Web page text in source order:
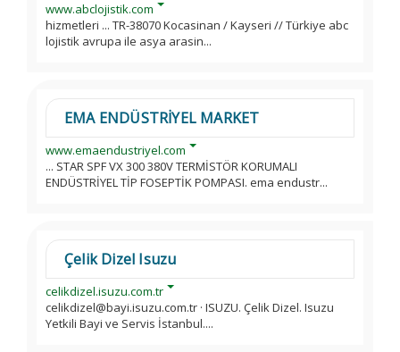
www.abclojistik.com
hizmetleri ... TR-38070 Kocasinan / Kayseri // Türkiye abc
lojistik avrupa ile asya arasin...
EMA ENDÜSTRİYEL MARKET
www.emaendustriyel.com
... STAR SPF VX 300 380V TERMİSTÖR KORUMALI
ENDÜSTRİYEL TİP FOSEPTİK POMPASI. ema endustr...
Çelik Dizel Isuzu
celikdizel.isuzu.com.tr
celikdizel@bayi.isuzu.com.tr · ISUZU. Çelik Dizel. Isuzu
Yetkili Bayi ve Servis İstanbul....